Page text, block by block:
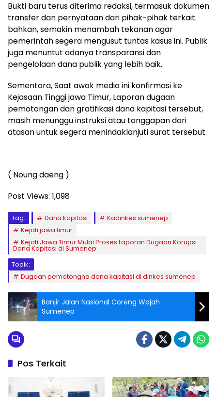
Bukti baru terus diterima redaksi, termasuk dokumen
transfer dan pernyataan dari pihak-pihak terkait.
bahkan, semakin menambah tekanan agar
pemerintah segera mengusut tuntas kasus ini. Publik
juga menuntut adanya transparansi dan
pengelolaan dana publik yang lebih baik.
Sementara, Saat awak media ini konfirmasi ke
Kejasaan Tinggi jawa Timur, Laporan dugaan
pemotongan dan gratifikasi dana kapitasi tersebut,
masih menunggu instruksi atau tanggapan dari
atasan untuk segera menindaklanjuti surat tersebut.
( Noung daeng )
Post Views: 1,098
Tag: Dana kapitasi
Kadinkes sumenep
Kejati jawa timur
Kejati Jawa Timur Mulai Proses Laporan Dugaan Korupsi
Dana Kapitasi di Sumenep
Topik:
Dugaan pemotongna dana kapitasi di dinkes sumenep
Banjir Jalan Nasional Coreng Wajah
Sumenep
Pos Terkait